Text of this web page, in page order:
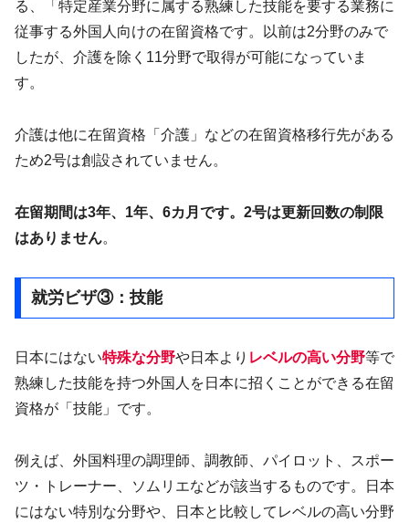
る、「特定産業分野に属する熟練した技能を要する業務に
従事する外国人向けの在留資格です。以前は2分野のみで
したが、介護を除く11分野で取得が可能になっていま
す。
介護は他に在留資格「介護」などの在留資格移行先がある
ため2号は創設されていません。
在留期間は3年、1年、6カ月です。2号は更新回数の制限
はありません。
就労ビザ③：技能
日本にはない特殊な分野や日本より レベルの高い分野等で
熟練した技能を持つ外国人を日本に招くことができる在留
資格が「技能」です。
例えば、外国料理の調理師、調教師、パイロット、スポー
ツ・トレーナー、ソムリエなどが該当するものです。日本
にはない特別な分野や、日本と比較してレベルの高い分野